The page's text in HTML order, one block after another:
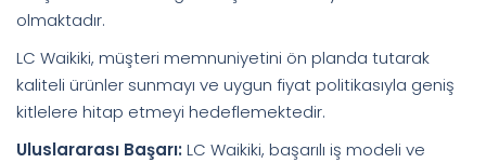
olmaktadır.
LC Waikiki, müşteri memnuniyetini ön planda tutarak
kaliteli ürünler sunmayı ve uygun fiyat politikasıyla geniş
kitlelere hitap etmeyi hedeflemektedir.
Uluslararası Başarı: LC Waikiki, başarılı iş modeli ve